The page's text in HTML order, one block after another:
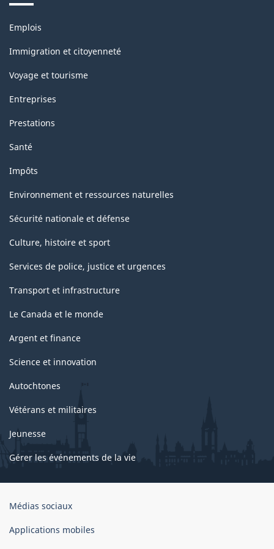
Thèmes
sujets
Emplois
Immigration et citoyenneté
Voyage et tourisme
Entreprises
Prestations
Santé
Impôts
Environnement et ressources naturelles
Sécurité nationale et défense
Culture, histoire et sport
Services de police, justice et urgences
Transport et infrastructure
Le Canada et le monde
Argent et finance
Science et innovation
Autochtones
Vétérans et militaires
Jeunesse
Gérer les événements de la vie
Organisation
gouvernement
Médias sociaux
Applications mobiles